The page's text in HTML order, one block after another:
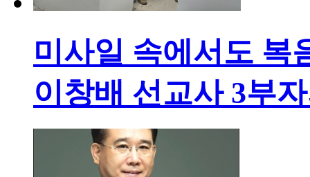
미사일 속에서도
이창배 선교사 3부